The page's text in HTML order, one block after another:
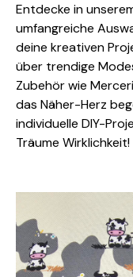
Entdecke in
umfangreiche
deine kreativen
über trendige
Zubehör wie
das Näher-Herz
individuelle DIY-
Träume Wirklichkeit!